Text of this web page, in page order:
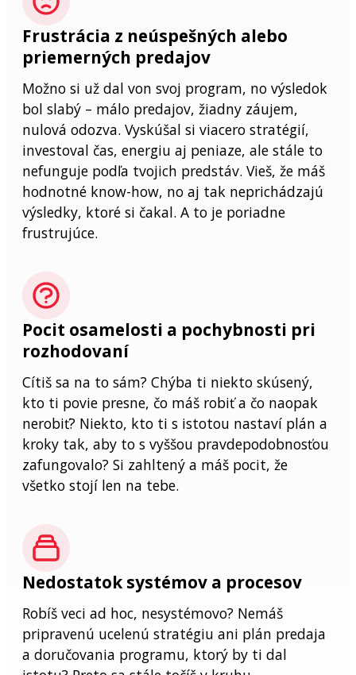
Frustrácia z neúspešných alebo
priemerných predajov
Možno si už dal von svoj program, no výsledok
bol slabý – málo predajov, žiadny záujem,
nulová odozva. Vyskúšal si viacero stratégií,
investoval čas, energiu aj peniaze, ale stále to
nefunguje podľa tvojich predstáv. Vieš, že máš
hodnotné know-how, no aj tak neprichádzajú
výsledky, ktoré si čakal. A to je poriadne
frustrujúce.
Pocit osamelosti a pochybnosti pri
rozhodovaní
Cítiš sa na to sám? Chýba ti niekto skúsený,
kto ti povie presne, čo máš robiť a čo naopak
nerobiť? Niekto, kto ti s istotou nastaví plán a
kroky tak, aby to s vyššou pravdepodobnosťou
zafungovalo? Si zahltený a máš pocit, že
všetko stojí len na tebe.
Nedostatok systémov a procesov
Robíš veci ad hoc, nesystémovo? Nemáš
pripravenú ucelenú stratégiu ani plán predaja
a doručovania programu, ktorý by ti dal